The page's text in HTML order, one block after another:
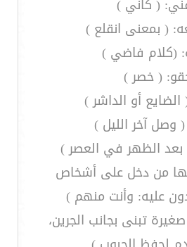
( كأني )
( بمعنى انقلع )
(كلام فاضي )
( خصر )
أو الداشر )
آخر الليل )
الظهر في العصر )
من دخل على أشخاص
عليه: وأنت منهم )
تبنى بجانب الجرين،